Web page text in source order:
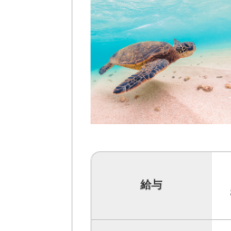
給与